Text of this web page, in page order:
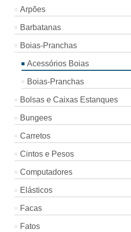
Arpões
Barbatanas
Boias-Pranchas
Acessórios Boias
Boias-Pranchas
Bolsas e Caixas Estanques
Bungees
Carretos
Cintos e Pesos
Computadores
Elásticos
Facas
Fatos